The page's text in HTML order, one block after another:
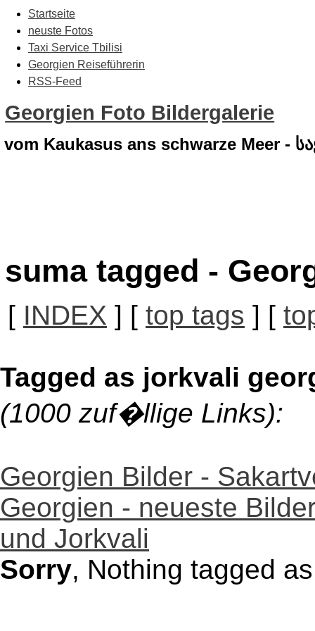
Startseite
neuste Fotos
Taxi Service Tbilisi
Georgien Reiseführerin
RSS-Feed
Georgien Foto Bildergalerie
vom Kaukasus ans schwarze Meer -
suma tagged -
[ INDEX ] [ top tags ] [
Tagged as jorkvali
(1000 zuf�llige Links):
Georgien Bilder -
Georgien - neueste
und Jorkvali
Sorry, Nothing tagged